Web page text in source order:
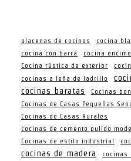
alacenas de cocinas cocina
cocina con barra
cocina
Cocina rústica de exterior
cocinas a leña de ladrillo
cocinas baratas
Cocinas
Cocinas de Casas Pequeñas
Cocinas de Casas Rurales
cocinas de cemento pulido
Cocinas de estilo industrial
cocinas de madera cocinas